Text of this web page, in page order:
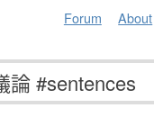
Forum About